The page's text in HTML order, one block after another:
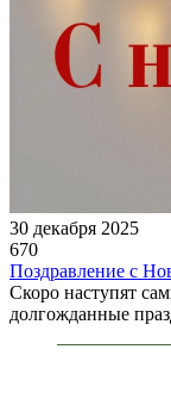
30 декабря 2025
670
Поздравление с
Скоро наступят
долгожданные